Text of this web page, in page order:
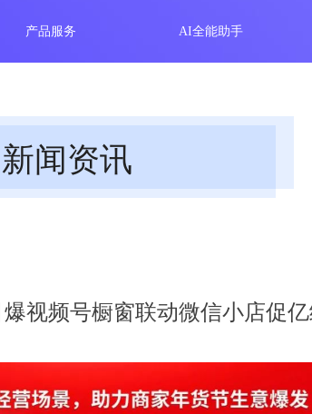
产品服务 AI全能助手
视频号橱窗联动微信小店促
新闻资讯